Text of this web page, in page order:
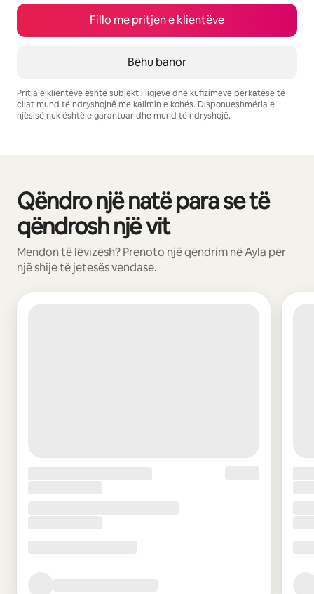
Fillo me pritjen e klientëve
Bëhu banor
Pritja e klientëve është subjekt i ligjeve dhe kufizimeve përkatëse të
cilat mund të ndryshojnë me kalimin e kohës. Disponueshmëria e
njësisë nuk është e garantuar dhe mund të ndryshojë.
Qëndro një natë para se të
qëndrosh një vit
Mendon të lëvizësh? Prenoto një qëndrim në Ayla për
një shije të jetesës vendase.
Po shfaqim 0 nga 0 artikuj